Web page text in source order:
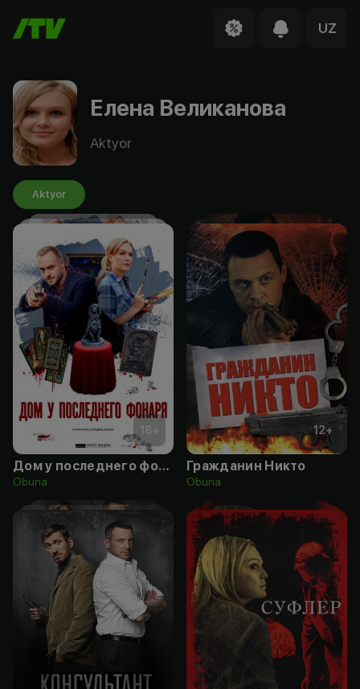
UZ
Елена Великанова
Aktyor
Aktyor
18+
Дом у последнего фонаря
Obuna
12+
Гражданин Никто
Obuna